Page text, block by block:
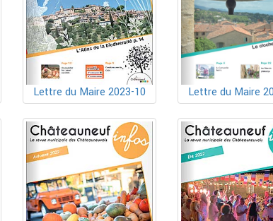
Lettre du Maire 2023-10 Lettre du Maire